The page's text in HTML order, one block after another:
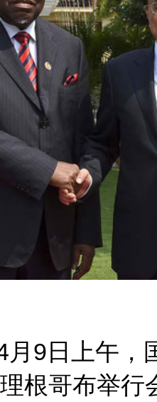
日上午，
根哥布举行